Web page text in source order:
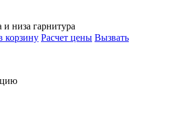
и низа гарнитура
корзину Расчет цены Вызвать